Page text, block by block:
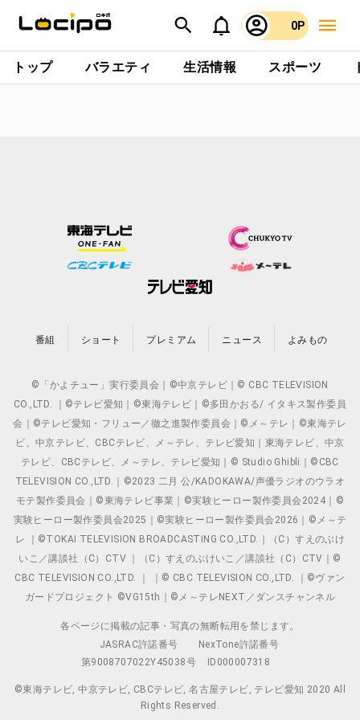
0P
トップ バラエティ 生活情報 スポーツ
番組 ショート プレミアム ニュース よみもの
©「かよチュー」実行委員会｜©中京テレビ｜© CBC TELEVISION
CO.,LTD. ｜©テレビ愛知｜©東海テレビ｜©多田かおる/ イタキス製作委員
会｜©テレビ愛知・フリュー／徹之進製作委員会｜©メ～テレ｜©東海テレ
ビ、中京テレビ、CBCテレビ、メ～テレ、テレビ愛知｜東海テレビ、中京
テレビ、CBCテレビ、メ～テレ、テレビ愛知｜© Studio Ghibli｜©CBC
TELEVISION CO.,LTD.｜©2023 二月 公/KADOKAWA/声優ラジオのウラオ
モテ製作委員会｜©東海テレビ事業｜©実験ヒーロー製作委員会2024｜©
実験ヒーロー製作委員会2025｜©実験ヒーロー製作委員会2026｜©メ～テ
レ ｜©TOKAI TELEVISION BROADCASTING CO.,LTD.｜（C）すえのぶけ
いこ／講談社（C）CTV ｜（C）すえのぶけいこ／講談社（C）CTV｜©
CBC TELEVISION CO.,LTD. ｜ ｜© CBC TELEVISION CO.,LTD. ｜©ヴァン
ガードプロジェクト ©VG15th｜©メ～テレNEXT／ダンスチャンネル
各ページに掲載の記事・写真の無断転用を禁じます。
JASRAC許諾番号
NexTone許諾番号
第9008707022Y45038号
ID000007318
©東海テレビ, 中京テレビ, CBCテレビ, 名古屋テレビ, テレビ愛知 2020 All
Rights Reserved.